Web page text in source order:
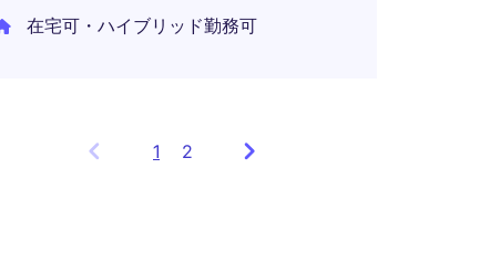
在宅可・ハイブリッド勤務可
1 Showing
2